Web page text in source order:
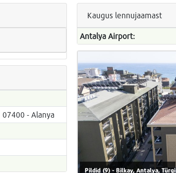
07400 - Alanya
Kaugus lennujaamast
Antalya Airport:
Pildid (9) - Bilkay, Antalya, Türgi